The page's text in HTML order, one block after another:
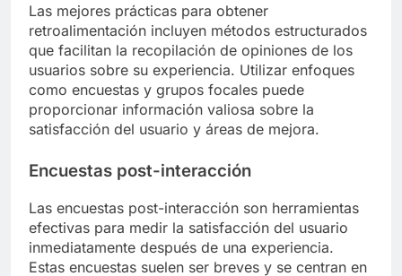
Las mejores prácticas para obtener
retroalimentación incluyen métodos estructurados
que facilitan la recopilación de opiniones de los
usuarios sobre su experiencia. Utilizar enfoques
como encuestas y grupos focales puede
proporcionar información valiosa sobre la
satisfacción del usuario y áreas de mejora.
Encuestas post-interacción
Las encuestas post-interacción son herramientas
efectivas para medir la satisfacción del usuario
inmediatamente después de una experiencia.
Estas encuestas suelen ser breves y se centran en